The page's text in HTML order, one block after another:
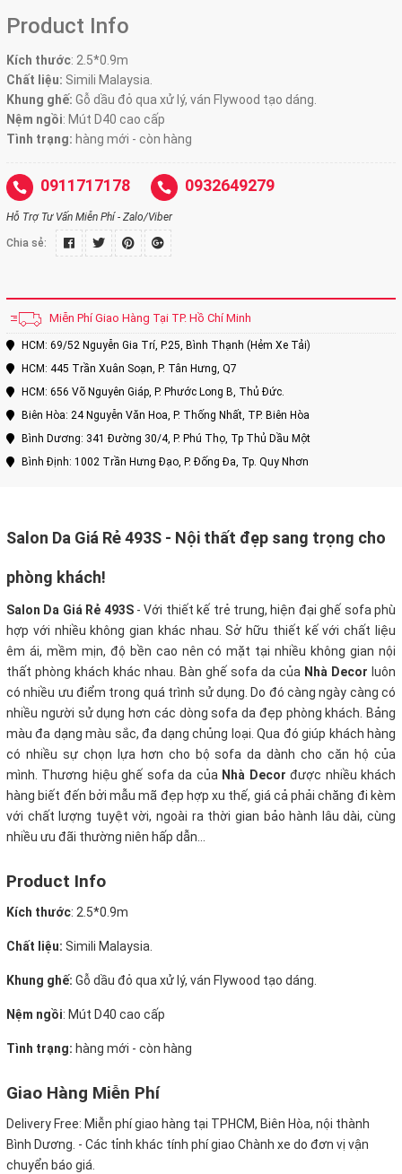
Product Info
Kích thước: 2.5*0.9m
Chất liệu: Simili Malaysia.
Khung ghế: Gỗ dầu đỏ qua xử lý, ván Flywood tạo dáng.
Nệm ngồi: Mút D40 cao cấp
Tình trạng: hàng mới - còn hàng
0911717178 0932649279
Hỗ Trợ Tư Vấn Miễn Phí - Zalo/Viber
Chia sẻ:
Miễn Phí Giao Hàng Tại TP. Hồ Chí Minh
HCM: 69/52 Nguyễn Gia Trí, P.25, Bình Thạnh (Hẻm Xe Tải)
HCM: 445 Trần Xuân Soạn, P. Tân Hưng, Q7
HCM: 656 Võ Nguyên Giáp, P. Phước Long B, Thủ Đức.
Biên Hòa: 24 Nguyễn Văn Hoa, P. Thống Nhất, TP. Biên Hòa
Bình Dương: 341 Đường 30/4, P. Phú Thọ, Tp Thủ Dầu Một
Bình Định: 1002 Trần Hưng Đạo, P. Đống Đa, Tp. Quy Nhơn
Salon Da Giá Rẻ 493S - Nội thất đẹp sang trọng cho
phòng khách!
Salon Da Giá Rẻ 493S- Với thiết kế trẻ trung, hiện đại ghế sofa phù
hợp với nhiều không gian khác nhau. Sở hữu thiết kế với chất liệu
êm ái, mềm mịn, độ bền cao nên có mặt tại nhiều không gian nội
thất phòng khách khác nhau. Bàn ghế sofa da của Nhà Decor luôn
có nhiều ưu điểm trong quá trình sử dụng. Do đó càng ngày càng có
nhiều người sử dụng hơn các dòng sofa da đẹp phòng khách. Bảng
màu đa dạng màu sắc, đa dạng chủng loại. Qua đó giúp khách hàng
có nhiều sự chọn lựa hơn cho bộ sofa da dành cho căn hộ của
mình. Thương hiệu ghế sofa da của Nhà Decor được nhiều khách
hàng biết đến bởi mẫu mã đẹp hợp xu thế, giá cả phải chăng đi kèm
với chất lượng tuyệt vời, ngoài ra thời gian bảo hành lâu dài, cùng
nhiều ưu đãi thường niên hấp dẫn...
Product Info
Kích thước: 2.5*0.9m
Chất liệu: Simili Malaysia.
Khung ghế: Gỗ dầu đỏ qua xử lý, ván Flywood tạo dáng.
Nệm ngồi: Mút D40 cao cấp
Tình trạng: hàng mới - còn hàng
Giao Hàng Miễn Phí
Delivery Free: Miễn phí giao hàng tại TPHCM, Biên Hòa, nội thành
Bình Dương. - Các tỉnh khác tính phí giao Chành xe do đơn vị vận
chuyển báo giá.